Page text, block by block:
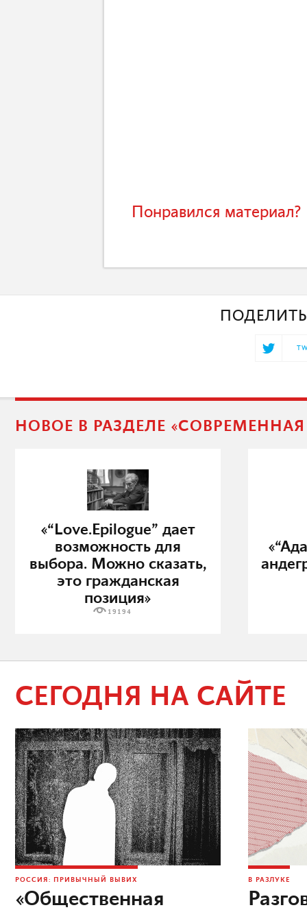
Понравился
НОВОЕ В РАЗДЕЛЕ
«“Love.Epilogue” дает
возможность для
выбора. Можно сказать,
это гражданская
позиция»
19194
СЕГОДНЯ НА САЙТЕ
РОССИЯ: ПРИВЫЧНЫЙ ВЫВИХ
«Общественная
В РАЗЛУКЕ